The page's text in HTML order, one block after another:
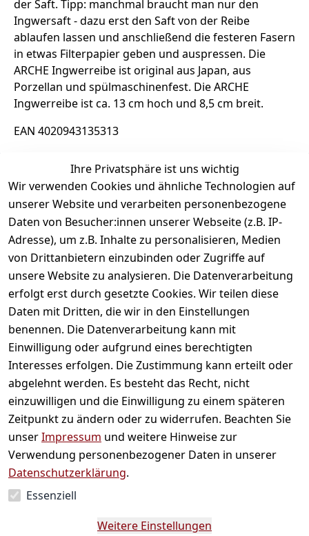
der Saft. Tipp: manchmal braucht man nur den
Ingwersaft - dazu erst den Saft von der Reibe
ablaufen lassen und anschließend die festeren Fasern
in etwas Filterpapier geben und auspressen. Die
ARCHE Ingwerreibe ist original aus Japan, aus
Porzellan und spülmaschinenfest. Die ARCHE
Ingwerreibe ist ca. 13 cm hoch und 8,5 cm breit.
EAN 4020943135313
Rechtliche Informationen
Bambusmatte
3,49 €
Auf Lager
Hinzufügen
Dosierlöffel für
Ihre Privatsphäre ist uns wichtig
Wir verwenden Cookies und ähnliche Technologien auf
unserer Website und verarbeiten personenbezogene
Daten von Besucher:innen unserer Webseite (z.B. IP-
Adresse), um z.B. Inhalte zu personalisieren, Medien
von Drittanbietern einzubinden oder Zugriffe auf
unsere Website zu analysieren. Die Datenverarbeitung
erfolgt erst durch gesetzte Cookies. Wir teilen diese
Daten mit Dritten, die wir in den Einstellungen
benennen. Die Datenverarbeitung kann mit
Einwilligung oder aufgrund eines berechtigten
Interesses erfolgen. Die Zustimmung kann erteilt oder
abgelehnt werden. Es besteht das Recht, nicht
einzuwilligen und die Einwilligung zu einem späteren
Zeitpunkt zu ändern oder zu widerrufen. Beachten Sie
unserImpressum und weitere Hinweise zur
Verwendung personenbezogener Daten in unserer
Datenschutzerklärung.
Essenziell
Weitere Einstellungen